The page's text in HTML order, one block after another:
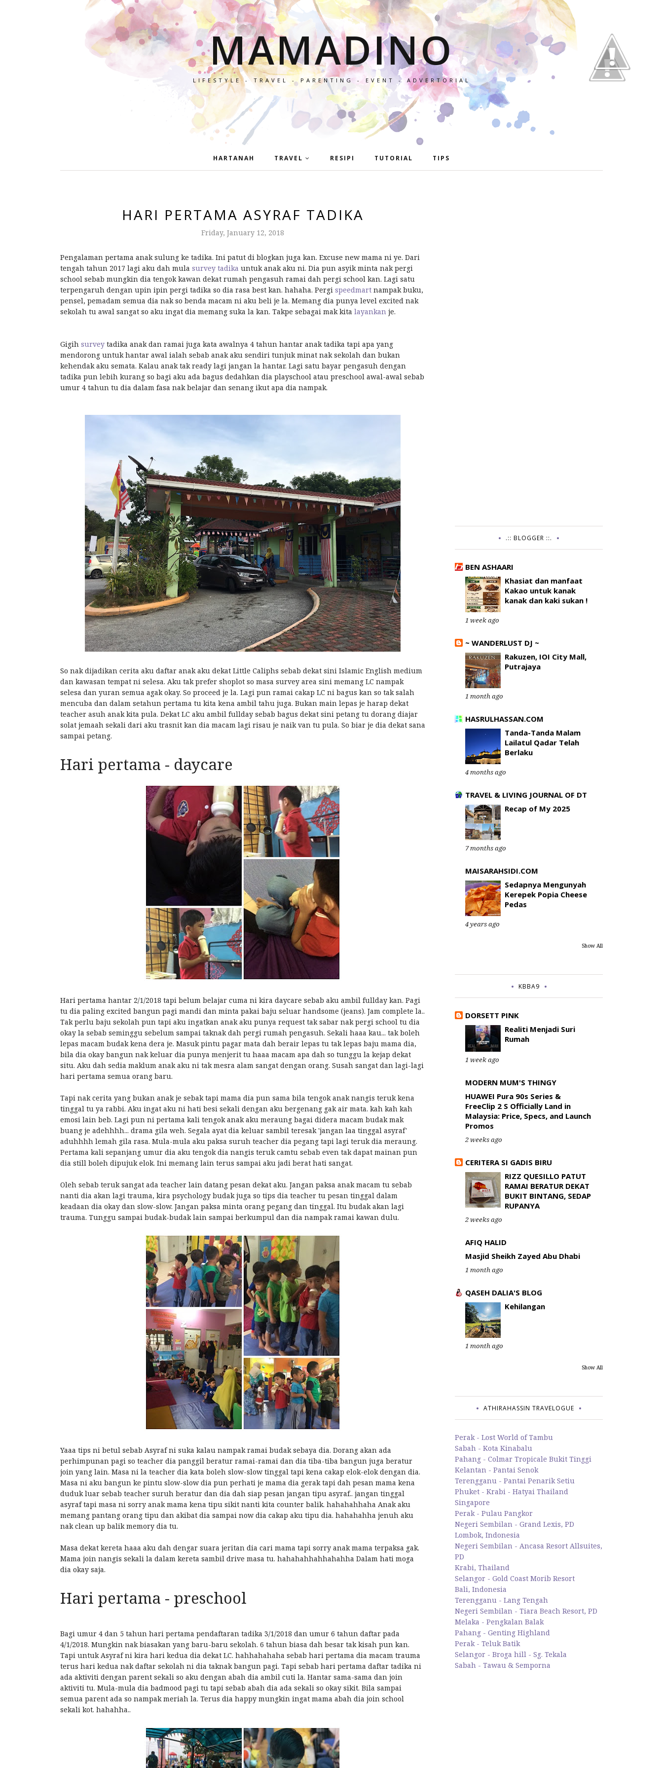
MAMADINO
LIFESTYLE - TRAVEL - PARENTING - EVENT - ADVERTORIAL
HARTANAH TRAVEL RESIPI TUTORIAL TIPS
HARI PERTAMA ASYRAF TADIKA
Friday, January 12, 2018
Pengalaman pertama anak sulung ke tadika. Ini patut di blogkan juga kan. Excuse new mama ni ye. Dari
tengah tahun 2017 lagi aku dah mula survey tadika untuk anak aku ni. Dia pun asyik minta nak pergi
school sebab mungkin dia tengok kawan dekat rumah pengasuh ramai dah pergi school kan. Lagi satu
terpengaruh dengan upin ipin pergi tadika so dia rasa best kan. hahaha. Pergi speedmart nampak buku,
pensel, pemadam semua dia nak so benda macam ni aku beli je la. Memang dia punya level excited nak
sekolah tu awal sangat so aku ingat dia memang suka la kan. Takpe sebagai mak kita layankan je.
Gigih survey tadika anak dan ramai juga kata awalnya 4 tahun hantar anak tadika tapi apa yang
mendorong untuk hantar awal ialah sebab anak aku sendiri tunjuk minat nak sekolah dan bukan
kehendak aku semata. Kalau anak tak ready lagi jangan la hantar. Lagi satu bayar pengasuh dengan
tadika pun lebih kurang so bagi aku ada bagus dedahkan dia playschool atau preschool awal-awal sebab
umur 4 tahun tu dia dalam fasa nak belajar dan senang ikut apa dia nampak.
So nak dijadikan cerita aku daftar anak aku dekat Little Caliphs sebab dekat sini Islamic English medium
dan kawasan tempat ni selesa. Aku tak prefer shoplot so masa survey area sini memang LC nampak
selesa dan yuran semua agak okay. So proceed je la. Lagi pun ramai cakap LC ni bagus kan so tak salah
mencuba dan dalam setahun pertama tu kita kena ambil tahu juga. Bukan main lepas je harap dekat
teacher asuh anak kita pula. Dekat LC aku ambil fullday sebab bagus dekat sini petang tu dorang diajar
solat jemaah sekali dari aku trasnit kan dia macam lagi risau je naik van tu pula. So biar je dia dekat sana
sampai petang.
Hari pertama - daycare
Hari pertama hantar 2/1/2018 tapi belum belajar cuma ni kira daycare sebab aku ambil fullday kan. Pagi
tu dia paling excited bangun pagi mandi dan minta pakai baju seluar handsome (jeans). Jam complete la..
Tak perlu baju sekolah pun tapi aku ingatkan anak aku punya request tak sabar nak pergi school tu dia
okay la sebab seminggu sebelum sampai taknak dah pergi rumah pengasuh. Sekali haaa kau... tak boleh
lepas macam budak kena dera je. Masuk pintu pagar mata dah berair lepas tu tak lepas baju mama dia,
bila dia okay bangun nak keluar dia punya menjerit tu haaa macam apa dah so tunggu la kejap dekat
situ. Aku dah sedia maklum anak aku ni tak mesra alam sangat dengan orang. Susah sangat dan lagi-lagi
hari pertama semua orang baru.
Tapi nak cerita yang bukan anak je sebak tapi mama dia pun sama bila tengok anak nangis teruk kena
tinggal tu ya rabbi. Aku ingat aku ni hati besi sekali dengan aku bergenang gak air mata. kah kah kah
emosi lain beb. Lagi pun ni pertama kali tengok anak aku meraung bagai didera macam budak mak
buang je adehhhh... drama gila weh. Segala ayat dia keluar sambil teresak 'jangan laa tinggal asyraf'
aduhhhh lemah gila rasa. Mula-mula aku paksa suruh teacher dia pegang tapi lagi teruk dia meraung.
Pertama kali sepanjang umur dia aku tengok dia nangis teruk camtu sebab even tak dapat mainan pun
dia still boleh dipujuk elok. Ini memang lain terus sampai aku jadi berat hati sangat.
Oleh sebab teruk sangat ada teacher lain datang pesan dekat aku. Jangan paksa anak macam tu sebab
nanti dia akan lagi trauma, kira psychology budak juga so tips dia teacher tu pesan tinggal dalam
keadaan dia okay dan slow-slow. Jangan paksa minta orang pegang dan tinggal. Itu budak akan lagi
trauma. Tunggu sampai budak-budak lain sampai berkumpul dan dia nampak ramai kawan dulu.
Yaaa tips ni betul sebab Asyraf ni suka kalau nampak ramai budak sebaya dia. Dorang akan ada
perhimpunan pagi so teacher dia panggil beratur ramai-ramai dan dia tiba-tiba bangun juga beratur
join yang lain. Masa ni la teacher dia kata boleh slow-slow tinggal tapi kena cakap elok-elok dengan dia.
Masa ni aku bangun ke pintu slow-slow dia pun perhati je mama dia gerak tapi dah pesan mama kena
duduk luar sebab teacher suruh beratur dan dia dah siap pesan jangan tipu asyraf.. jangan tinggal
asyraf tapi masa ni sorry anak mama kena tipu sikit nanti kita counter balik. hahahahhaha Anak aku
memang pantang orang tipu dan akibat dia sampai now dia cakap aku tipu dia. hahahahha jenuh aku
nak clean up balik memory dia tu.
Masa dekat kereta haaa aku dah dengar suara jeritan dia cari mama tapi sorry anak mama terpaksa gak.
Mama join nangis sekali la dalam kereta sambil drive masa tu. hahahahhahhahahha Dalam hati moga
dia okay saja.
Hari pertama - preschool
Bagi umur 4 dan 5 tahun hari pertama pendaftaran tadika 3/1/2018 dan umur 6 tahun daftar pada
4/1/2018. Mungkin nak biasakan yang baru-baru sekolah. 6 tahun biasa dah besar tak kisah pun kan.
Tapi untuk Asyraf ni kira hari kedua dia dekat LC. hahhahahaha sebab hari pertama dia macam trauma
terus hari kedua nak daftar sekolah ni dia taknak bangun pagi. Tapi sebab hari pertama daftar tadika ni
ada aktiviti dengan parent sekali so aku dengan abah dia ambil cuti la. Hantar sama-sama dan join
aktiviti tu. Mula-mula dia badmood pagi tu tapi sebab abah dia ada sekali so okay sikit. Bila sampai
semua parent ada so nampak meriah la. Terus dia happy mungkin ingat mama abah dia join school
sekali kot. hahahha..
.:: BLOGGER ::.
BEN ASHAARI
Khasiat dan manfaat
Kakao untuk kanak
kanak dan kaki sukan !
1 week ago
~ WANDERLUST DJ ~
Rakuzen, IOI City Mall,
Putrajaya
1 month ago
HASRULHASSAN.COM
Tanda-Tanda Malam
Lailatul Qadar Telah
Berlaku
4 months ago
TRAVEL & LIVING JOURNAL OF DT
Recap of My 2025
7 months ago
MAISARAHSIDI.COM
Sedapnya Mengunyah
Kerepek Popia Cheese
Pedas
4 years ago
Show All
KBBA9
DORSETT PINK
Realiti Menjadi Suri
Rumah
1 week ago
MODERN MUM'S THINGY
HUAWEI Pura 90s Series &
FreeClip 2 S Officially Land in
Malaysia: Price, Specs, and Launch
Promos
2 weeks ago
CERITERA SI GADIS BIRU
RIZZ QUESILLO PATUT
RAMAI BERATUR DEKAT
BUKIT BINTANG, SEDAP
RUPANYA
2 weeks ago
AFIQ HALID
Masjid Sheikh Zayed Abu Dhabi
1 month ago
QASEH DALIA'S BLOG
Kehilangan
1 month ago
Show All
ATHIRAHASSIN TRAVELOGUE
Perak - Lost World of Tambu
Sabah - Kota Kinabalu
Pahang - Colmar Tropicale Bukit Tinggi
Kelantan - Pantai Senok
Terengganu - Pantai Penarik Setiu
Phuket - Krabi - Hatyai Thailand
Singapore
Perak - Pulau Pangkor
Negeri Sembilan - Grand Lexis, PD
Lombok, Indonesia
Negeri Sembilan - Ancasa Resort Allsuites,
PD
Krabi, Thailand
Selangor - Gold Coast Morib Resort
Bali, Indonesia
Terengganu - Lang Tengah
Negeri Sembilan - Tiara Beach Resort, PD
Melaka - Pengkalan Balak
Pahang - Genting Highland
Perak - Teluk Batik
Selangor - Broga hill - Sg. Tekala
Sabah - Tawau & Semporna